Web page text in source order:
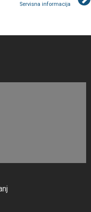
Servisna informacija